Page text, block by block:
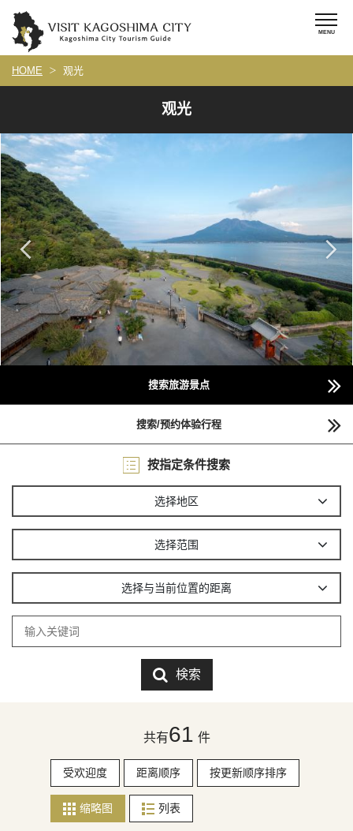
HOME 观光
观光
搜索旅游景点
搜索/预约体验行程
按指定条件搜索
选择地区
选择范围
选择与当前位置的距离
検索
共有61 件
受欢迎度 距离顺序 按更新顺序排序
缩略图 列表